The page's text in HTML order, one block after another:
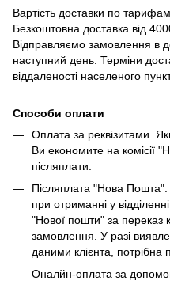
Вартість доставки по
Безкоштовна доставка від
Відправляємо замовлення в
наступний день. Терміни
віддаленості населеного
Способи оплати
Оплата за реквізитами.
Ви економите на комісії
післяплати.
Післяплата "Нова
при отриманні у
"Нової пошти" за переказ
замовлення. У разі
даними клієнта, потрібна
Оналйн-оплата за